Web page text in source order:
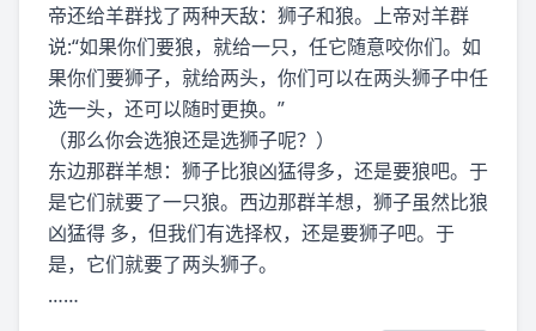
帝还给羊群找了两种天敌：狮子和狼。上帝对羊群
说:“如果你们要狼，就给一只，任它随意咬你们。如
果你们要狮子，就给两头，你们可以在两头狮子中任
选一头，还可以随时更换。”
（那么你会选狼还是选狮子呢？）
东边那群羊想：狮子比狼凶猛得多，还是要狼吧。于
是它们就要了一只狼。西边那群羊想，狮子虽然比狼
凶猛得 多，但我们有选择权，还是要狮子吧。于
是，它们就要了两头狮子。
……